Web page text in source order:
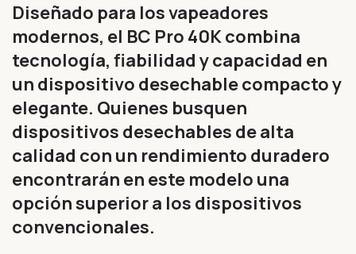
Diseñado para los vapeadores
modernos, el BC Pro 40K combina
tecnología, fiabilidad y capacidad en
un dispositivo desechable compacto y
elegante. Quienes busquen
dispositivos desechables de alta
calidad con un rendimiento duradero
encontrarán en este modelo una
opción superior a los dispositivos
convencionales.